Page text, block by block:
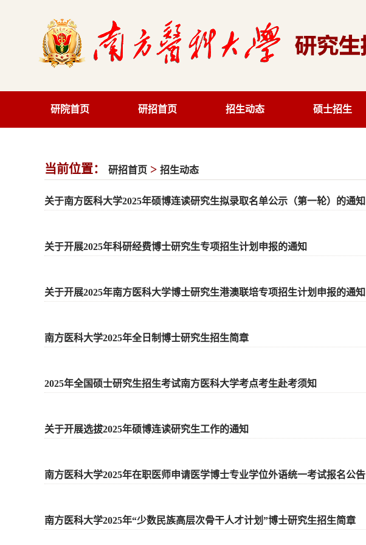
研院首页 研招首页 招生动态 硕士招生
当前位置： 研招首页 > 招生动态
关于南方医科大学2025年硕博连读研究生拟录取名单公示（第一轮）的通知
关于开展2025年科研经费博士研究生专项招生计划申报的通知
关于开展2025年南方医科大学博士研究生港澳联培专项招生计划申报的通知
南方医科大学2025年全日制博士研究生招生简章
2025年全国硕士研究生招生考试南方医科大学考点考生赴考须知
关于开展选拔2025年硕博连读研究生工作的通知
南方医科大学2025年在职医师申请医学博士专业学位外语统一考试报名公告
南方医科大学2025年“少数民族高层次骨干人才计划”博士研究生招生简章